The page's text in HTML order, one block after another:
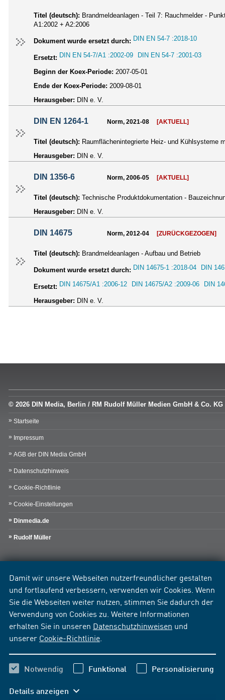
Damit wir unsere Webseiten nutzerfreundlicher gestalten
und fortlaufend verbessern, verwenden wir Cookies. Wenn
Sie die Webseiten weiter nutzen, stimmen Sie dadurch der
Verwendung von Cookies zu. Weitere Informationen
erhalten Sie in unseren Datenschutzhinweisen und
unserer Cookie-Richtlinie
Notwendig Funktional Personalisierung
Details anzeigen
Titel (deutsch): Brandmeldeanlagen - Teil 7: Rauchmelder -
A1:2002 + A2:2006
Dokument wurde ersetzt durch: DIN EN 54-7 :2018-10
Ersetzt: DIN EN 54-7/A1 :2002-09 DIN EN 54-7 :2001-03
Beginn der Koex-Periode: 2007-05-01
Ende der Koex-Periode: 2009-08-01
Herausgeber: DIN e. V.
DIN EN 1264-1 Norm, 2021-08 [AKTUELL]
Titel (deutsch): Raumflächenintegrierte Heiz- und Kühlsysteme
Herausgeber: DIN e. V.
DIN 1356-6 Norm, 2006-05 [AKTUELL]
Titel (deutsch): Technische Produktdokumentation -
Herausgeber: DIN e. V.
DIN 14675 Norm, 2012-04 [ZURÜCKGEZOGEN]
Titel (deutsch): Brandmeldeanlagen - Aufbau und Betrieb
Dokument wurde ersetzt durch: DIN 14675-1 :2018-04 DIN
Ersetzt: DIN 14675/A1 :2006-12 DIN 14675/A2 :2009-06 DIN
Herausgeber: DIN e. V.
© 2026 DIN Media, Berlin / RM Rudolf Müller Medien GmbH & Co. KG
Startseite
Impressum
AGB der DIN Media GmbH
Datenschutzhinweis
Cookie-Richtlinie
Cookie-Einstellungen
Dinmedia.de
Rudolf Müller